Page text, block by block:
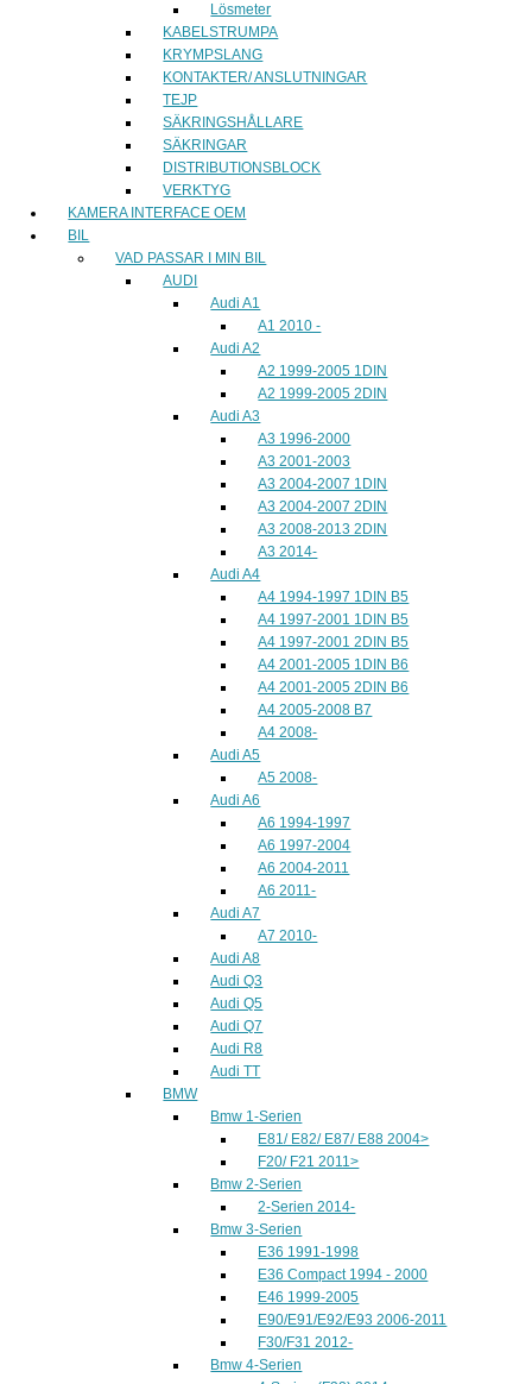
Lösmeter
KABELSTRUMPA
KRYMPSLANG
KONTAKTER/ ANSLUTNINGAR
TEJP
SÄKRINGSHÅLLARE
SÄKRINGAR
DISTRIBUTIONSBLOCK
VERKTYG
KAMERA INTERFACE OEM
BIL
VAD PASSAR I MIN BIL
AUDI
Audi A1
A1 2010 -
Audi A2
A2 1999-2005 1DIN
A2 1999-2005 2DIN
Audi A3
A3 1996-2000
A3 2001-2003
A3 2004-2007 1DIN
A3 2004-2007 2DIN
A3 2008-2013 2DIN
A3 2014-
Audi A4
A4 1994-1997 1DIN B5
A4 1997-2001 1DIN B5
A4 1997-2001 2DIN B5
A4 2001-2005 1DIN B6
A4 2001-2005 2DIN B6
A4 2005-2008 B7
A4 2008-
Audi A5
A5 2008-
Audi A6
A6 1994-1997
A6 1997-2004
A6 2004-2011
A6 2011-
Audi A7
A7 2010-
Audi A8
Audi Q3
Audi Q5
Audi Q7
Audi R8
Audi TT
BMW
Bmw 1-Serien
E81/ E82/ E87/ E88 2004>
F20/ F21 2011>
Bmw 2-Serien
2-Serien 2014-
Bmw 3-Serien
E36 1991-1998
E36 Compact 1994 - 2000
E46 1999-2005
E90/E91/E92/E93 2006-2011
F30/F31 2012-
Bmw 4-Serien